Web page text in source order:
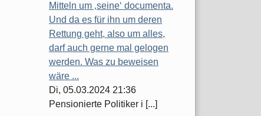
Mitteln um ‚seine‘ documenta.
Und da es für ihn um deren
Rettung geht, also um alles,
darf auch gerne mal gelogen
werden. Was zu beweisen
wäre ...
Di, 05.03.2024 21:36
Pensionierte Politiker i [...]